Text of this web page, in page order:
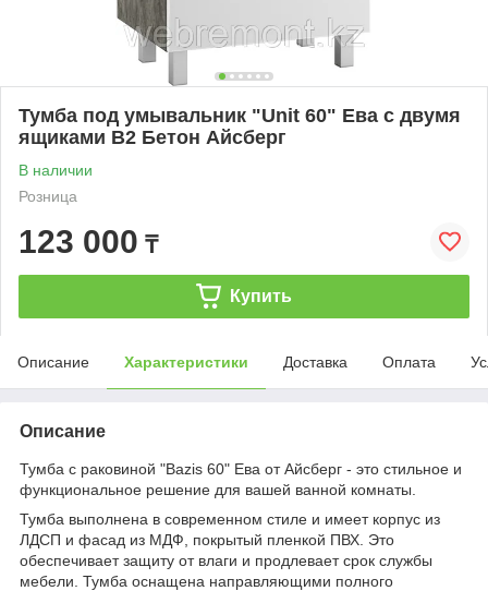
Тумба под умывальник "Unit 60" Ева с двумя
ящиками В2 Бетон Айсберг
В наличии
Розница
123 000 ₸
Купить
Описание Характеристики Доставка Оплата
Описание
Тумба с раковиной "Bazis 60" Ева от Айсберг - это стильное и
функциональное решение для вашей ванной комнаты.
Тумба выполнена в современном стиле и имеет корпус из
ЛДСП и фасад из МДФ, покрытый пленкой ПВХ. Это
обеспечивает защиту от влаги и продлевает срок службы
мебели. Тумба оснащена направляющими полного